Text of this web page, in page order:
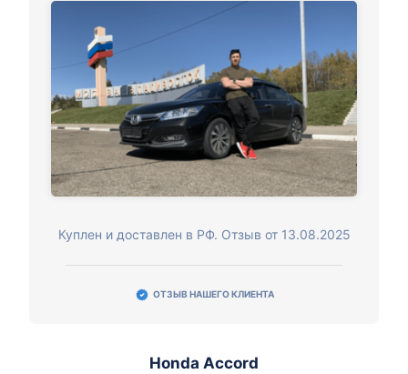
Куплен и доставлен в РФ. Отзыв от 13.08.2025
ОТЗЫВ НАШЕГО КЛИЕНТА
Honda Accord